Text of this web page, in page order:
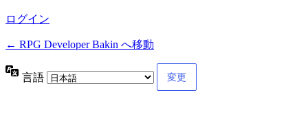
ログイン
← RPG Developer Bakin へ移動
言語